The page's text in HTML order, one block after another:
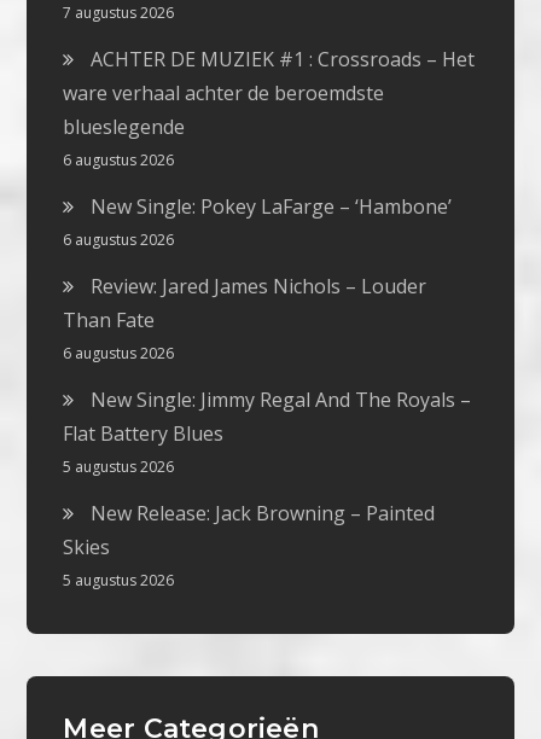
7 augustus 2026
ACHTER DE MUZIEK #1 : Crossroads – Het
ware verhaal achter de beroemdste
blueslegende
6 augustus 2026
New Single: Pokey LaFarge – ‘Hambone’
6 augustus 2026
Review: Jared James Nichols – Louder
Than Fate
6 augustus 2026
New Single: Jimmy Regal And The Royals –
Flat Battery Blues
5 augustus 2026
New Release: Jack Browning – Painted
Skies
5 augustus 2026
Meer Categorieën